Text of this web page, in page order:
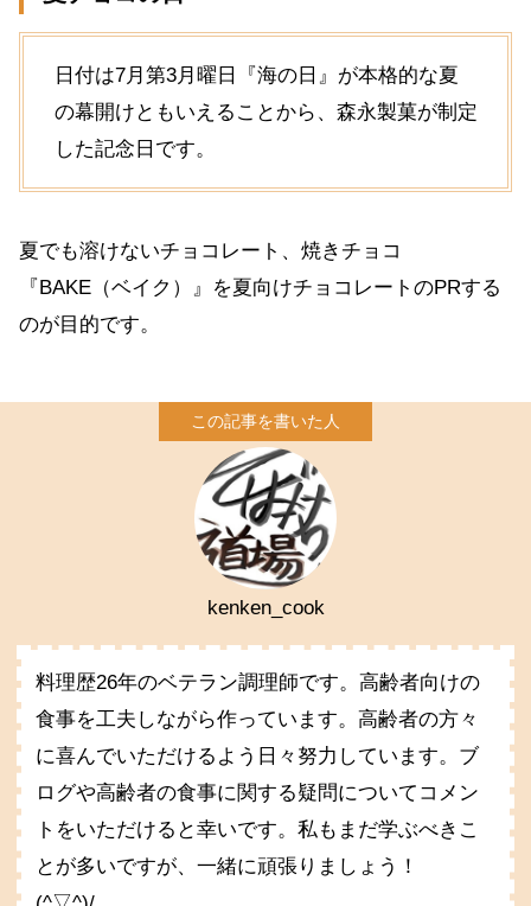
日付は7月第3月曜日『海の日』が本格的な夏
の幕開けともいえることから、森永製菓が制定
した記念日です。
夏でも溶けないチョコレート、焼きチョコ
『BAKE（ベイク）』を夏向けチョコレートのPRする
のが目的です。
kenken_cook
料理歴26年のベテラン調理師です。高齢者向けの
食事を工夫しながら作っています。高齢者の方々
に喜んでいただけるよう日々努力しています。ブ
ログや高齢者の食事に関する疑問についてコメン
トをいただけると幸いです。私もまだ学ぶべきこ
とが多いですが、一緒に頑張りましょう！